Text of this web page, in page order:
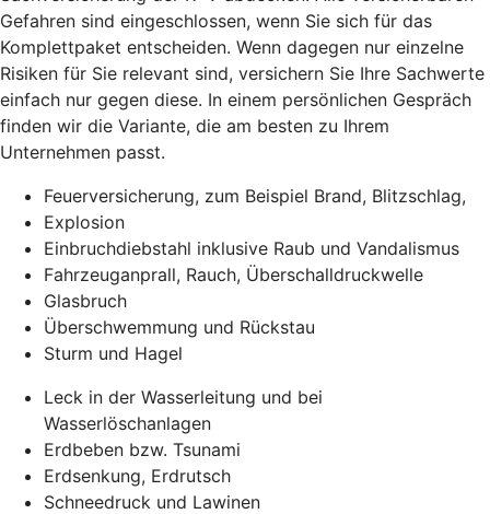
Gefahren sind eingeschlossen, wenn Sie sich für das
Komplettpaket entscheiden. Wenn dagegen nur einzelne
Risiken für Sie relevant sind, versichern Sie Ihre Sachwerte
einfach nur gegen diese. In einem persönlichen Gespräch
finden wir die Variante, die am besten zu Ihrem
Unternehmen passt.
Feuerversicherung, zum Beispiel Brand, Blitzschlag,
Explosion
Einbruchdiebstahl inklusive Raub und Vandalismus
Fahrzeuganprall, Rauch, Überschalldruckwelle
Glasbruch
Überschwemmung und Rückstau
Sturm und Hagel
Leck in der Wasserleitung und bei
Wasserlöschanlagen
Erdbeben bzw. Tsunami
Erdsenkung, Erdrutsch
Schneedruck und Lawinen